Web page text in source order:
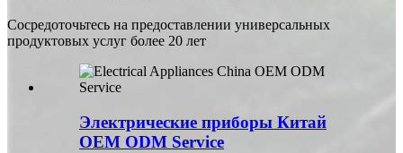
Сосредоточьтесь на предоставлении универсальных
продуктовых услуг более 20 лет
Электрические приборы Китай
OEM ODM Service